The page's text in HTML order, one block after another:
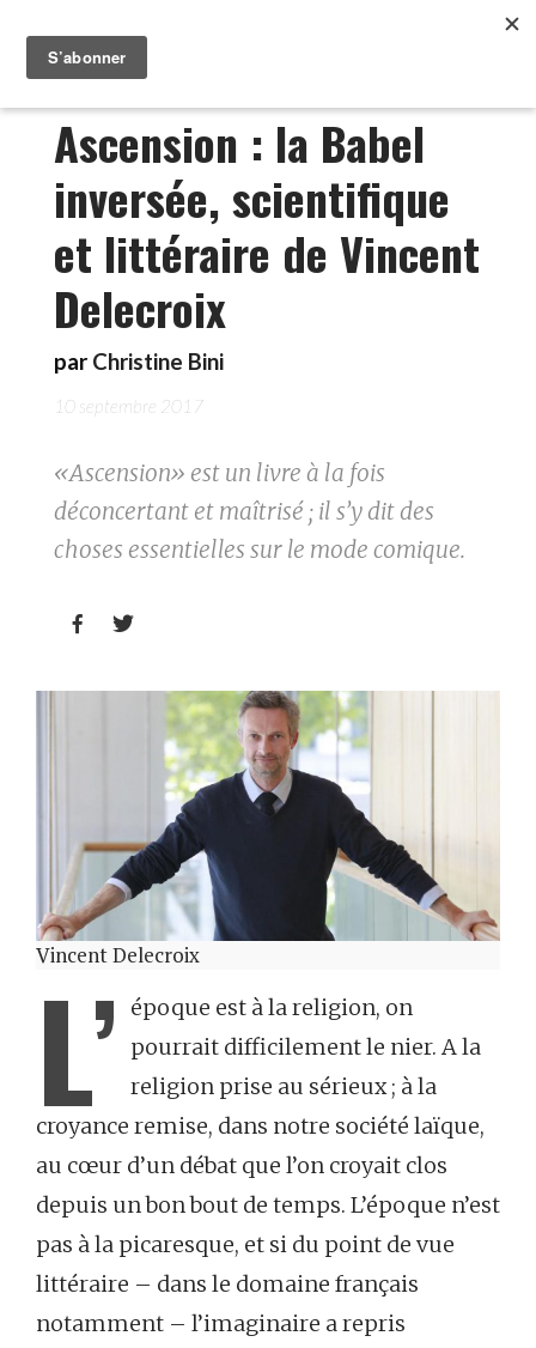
Ascension : la Babel
inversée, scientifique
et littéraire de Vincent
Delecroix
par Christine Bini
10 septembre 2017
«Ascension» est un livre à la fois
déconcertant et maîtrisé ; il s’y dit des
choses essentielles sur le mode comique.
 
Vincent Delecroix
L’
époque est à la religion, on
pourrait difficilement le nier. A la
religion prise au sérieux ; à la
croyance remise, dans notre société laïque,
au cœur d’un débat que l’on croyait clos
depuis un bon bout de temps. L’époque n’est
pas à la picaresque, et si du point de vue
littéraire – dans le domaine français
notamment – l’imaginaire a repris